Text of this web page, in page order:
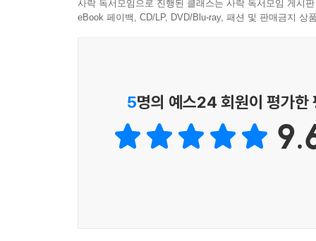
사락 독서모임으로 진행된 클래스는 사락 독서모임 게시
eBook 페이백, CD/LP, DVD/Blu-ray, 패션 및 판매금지 상
5명의 예스24 회원이 평가한